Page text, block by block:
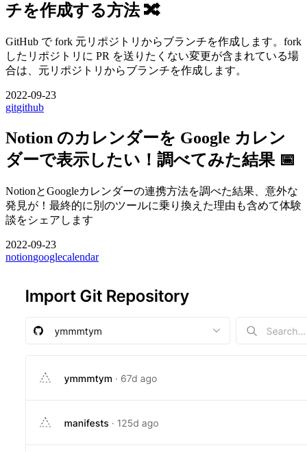
チを作成する方法 🔀
GitHub で fork 元リポジトリからブランチを作成します。fork
したリポジトリに PR を送りたくない変更が含まれている場
合は、元リポジトリからブランチを作成します。
2022-09-23
gitgithub
Notion のカレンダーを Google カレン
ダーで表示したい！調べてみた結果 📅
NotionとGoogleカレンダーの連携方法を調べた結果、意外な
発見が！最終的に別のツールに乗り換えた理由も含めて体験
談をシェアします
2022-09-23
notiongooglecalendar